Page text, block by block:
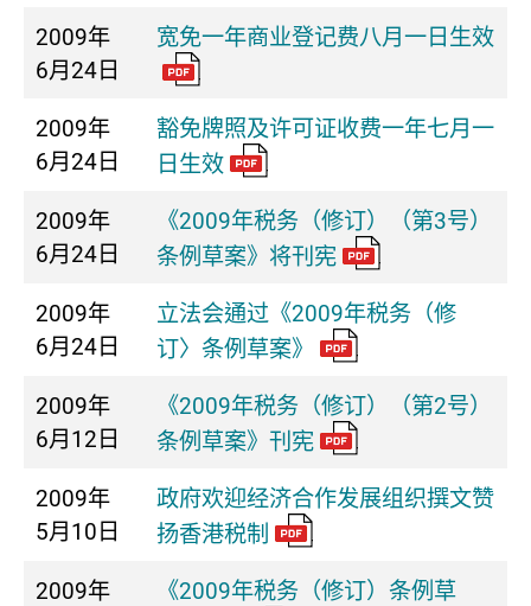
2009年
6月24日
宽免一年商业登记费八月一日生效
2009年
6月24日
豁免牌照及许可证收费一年七月一
日生效
2009年
6月24日
《2009年税务（修订）（第3号）
条例草案》将刊宪
2009年
6月24日
立法会通过《2009年税务（修
订〉条例草案》
2009年
6月12日
《2009年税务（修订）（第2号）
条例草案》刊宪
2009年
5月10日
政府欢迎经济合作发展组织撰文赞
扬香港税制
2009年
《2009年税务（修订）条例草